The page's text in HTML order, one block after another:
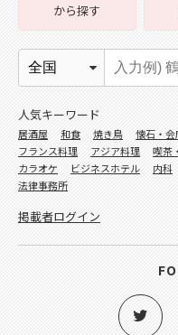
から探す
人気キーワード
居酒屋 和食 焼き鳥 懐石・
フランス料理
アジア料理 喫茶
カラオケ
ビジネスホテル 内科
法律事務所
掲載者ログイン